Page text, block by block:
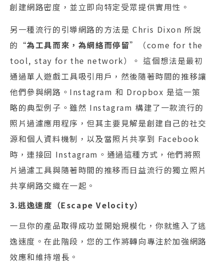
創建網路密度，並立即向特定受眾提供實用性。
另一種流行的引導網路的方法是 Chris Dixon 所說
的“為工具而來，為網絡而停留”（come for the
tool, stay for the network）。 這個想法是最初
通過單人遊戲工具吸引用戶，然後隨著時間的推移讓
他們參與網路。Instagram 和 Dropbox 是這一策
略的典型例子。雖然 Instagram 構建了一款流行的
照片過濾應用程序，但其主要見解是創建自己的社交
源和個人資料機制，以及當照片共享到 Facebook
時，連接回 Instagram。通過這種方式，他們將照
片過濾工具與隨著時間的推移而日益流行的獨立照片
共享網路交織在一起。
3.逃逸速度（Escape Velocity）
一旦你的產品取得成功並開始規模化，你就進入了逃
逸速度。在此階段，您的工作將轉向專注於加強網路
效應和維持增長。